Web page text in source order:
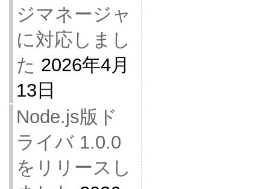
ジマネージャ
に対応しまし
た 2026年4月
13日
Node.js版ド
ライバ 1.0.0
をリリースし